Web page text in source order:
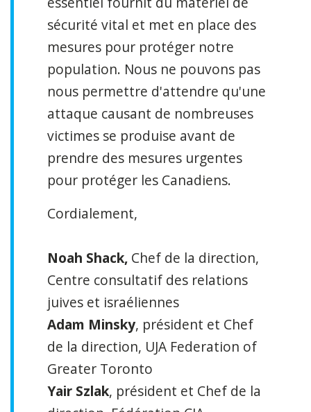
sécurité vital et met en place des
mesures pour protéger notre
population. Nous ne pouvons pas
nous permettre d'attendre qu'une
attaque causant de nombreuses
victimes se produise avant de
prendre des mesures urgentes
pour protéger les Canadiens.
Cordialement,
Noah Shack, Chef de la direction,
Centre consultatif des relations
juives et israéliennes
Adam Minsky, président et Chef
de la direction, UJA Federation of
Greater Toronto
Yair Szlak, président et Chef de la